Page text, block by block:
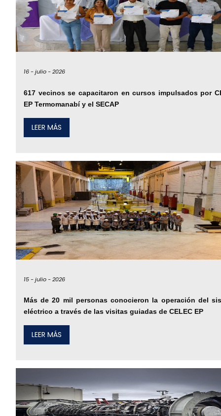
16 -julio -2026
617 vecinos se capacitaron en cursos impulsados por
EP Termomanabí y el SECAP
LEER MÁS
15 -julio -2026
Más de 20 mil personas conocieron la operación del
eléctrico a través de las visitas guiadas de CELEC EP
LEER MÁS